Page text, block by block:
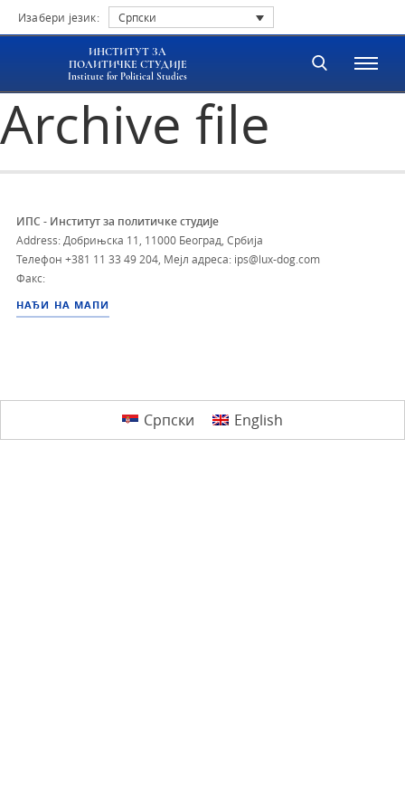
Изабери језик: Српски
ИНСТИТУТ ЗА
ПОЛИТИЧКЕ СТУДИЈЕ
Institute for Political Studies
Archive file
ИПС - Институт за политичке студије
Address: Добрињска 11, 11000 Београд, Србија
Телефон +381 11 33 49 204 Мејл адреса: ips@lux-dog.com
Факс:
НАЂИ НА МАПИ
Српски English